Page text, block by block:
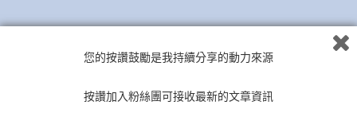
您的按讚鼓勵是我持續分享的動力來源
按讚加入粉絲團可接收最新的文章資訊